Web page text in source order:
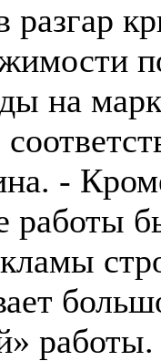
разгар
на
-
работы